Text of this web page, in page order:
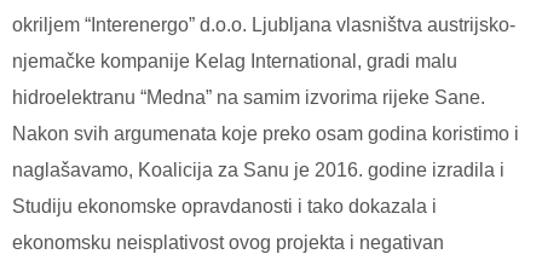
okriljem “Interenergo” d.o.o. Ljubljana vlasništva austrijsko-
njemačke kompanije Kelag International, gradi malu
hidroelektranu “Medna” na samim izvorima rijeke Sane.
Nakon svih argumenata koje preko osam godina koristimo i
naglašavamo, Koalicija za Sanu je 2016. godine izradila i
Studiju ekonomske opravdanosti i tako dokazala i
ekonomsku neisplativost ovog projekta i negativan